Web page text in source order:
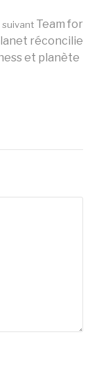
suivant Team for
réconcilie
et planète